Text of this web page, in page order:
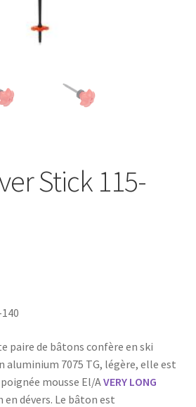
Stick 115-
:
€.
paire de bâtons confère en ski
aluminium 7075 TG, légère, elle est
mousse El/AVERY LONG
dévers. Le bâton est